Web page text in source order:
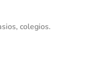
colegios.